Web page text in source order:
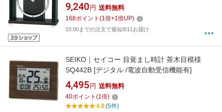
9,240 円 送料無料
168ポイント (1倍+1倍UP)
15:00までの注文で最短8/11お届け
SEIKO｜セイコー 目覚まし時計 茶木目模様
SQ442B [デジタル /電波自動受信機能有]
4,495 円 送料無料
40ポイント (1倍)
4.8(5件)